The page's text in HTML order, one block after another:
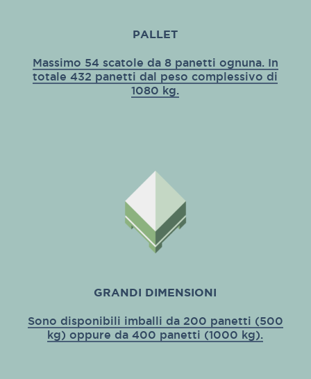
PALLET
Massimo 54 scatole da 8 panetti ognuna. In
totale 432 panetti dal peso complessivo di
1080 kg.
GRANDI DIMENSIONI
Sono disponibili imballi da 200 panetti (500
kg) oppure da 400 panetti (1000 kg).